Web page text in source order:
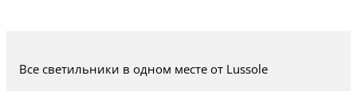
Все светильники в одном месте от Lussole